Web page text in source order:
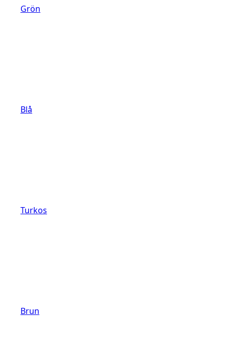
Grön
Blå
Turkos
Brun